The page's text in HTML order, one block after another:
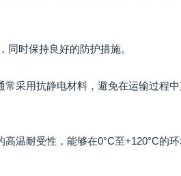
时保持良好的防护措施。
采用抗静电材料，避免在运输过程
温耐受性，能够在0°C至+120°C的环